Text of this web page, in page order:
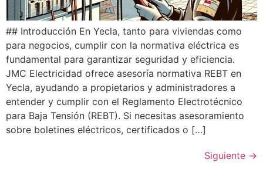
## Introducción En Yecla, tanto para viviendas como
para negocios, cumplir con la normativa eléctrica es
fundamental para garantizar seguridad y eficiencia.
JMC Electricidad ofrece asesoría normativa REBT en
Yecla, ayudando a propietarios y administradores a
entender y cumplir con el Reglamento Electrotécnico
para Baja Tensión (REBT). Si necesitas asesoramiento
sobre boletines eléctricos, certificados o […]
Siguiente →